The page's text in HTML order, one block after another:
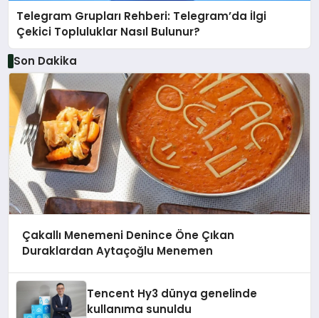
Telegram Grupları Rehberi: Telegram’da İlgi
Çekici Topluluklar Nasıl Bulunur?
Son Dakika
Çakallı Menemeni Denince Öne Çıkan
Duraklardan Aytaçoğlu Menemen
Tencent Hy3 dünya genelinde
kullanıma sunuldu